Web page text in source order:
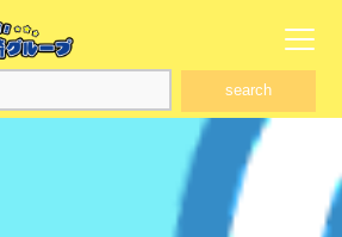
search